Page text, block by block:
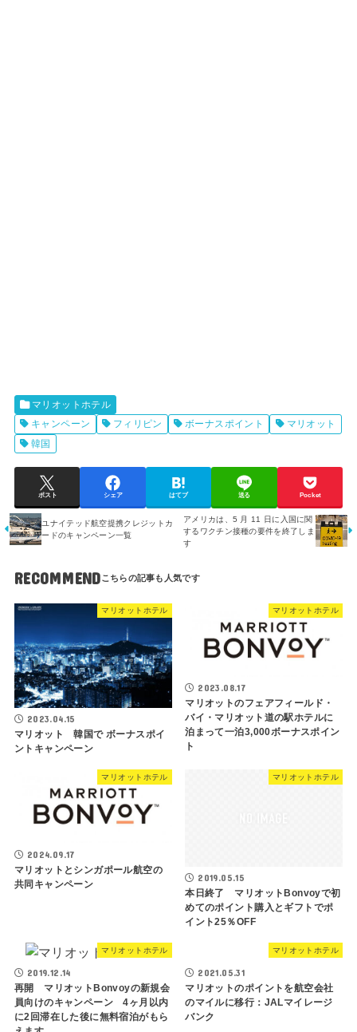
マリオットホテル
キャンペーン
フィリピン ボーナスポイント
マリオット
韓国
ポスト シェア はてブ 送る Pocket
ユナイテッド航空提携クレジットカ
ードのキャンペーン一覧
アメリカは、5 月 11 日に入国に関
するワクチン接種の要件を終了しま
す
RECOMMEND
マリオットホテル
2023.04.15
マリオット 韓国で ボーナスポイ
ントキャンペーン
マリオットホテル
2023.08.17
マリオットのフェアフィールド・
バイ・マリオット道の駅ホテルに
泊まって一泊3,000ボーナスポイン
ト
マリオットホテル
2024.09.17
マリオットとシンガポール航空の
共同キャンペーン
マリオットホテル
2019.05.15
本日終了 マリオットBonvoyで初
めてのポイント購入とギフトでポ
イント25％OFF
マリオットホテル
2019.12.14
再開 マリオットBonvoyの新規会
員向けのキャンペーン 4ヶ月以内
に2回滞在した後に無料宿泊がもら
マリオットホテル
2021.05.31
マリオットのポイントを航空会社
のマイルに移行：JALマイレージ
バンク